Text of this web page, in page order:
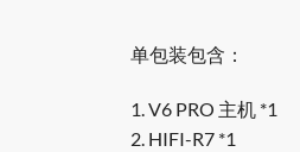
单包装包含：
1. V6 PRO 主机 *1
2. HIFI-R7 *1